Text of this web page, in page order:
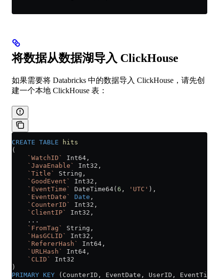
将数据从数据湖导入 ClickHouse
如果需要将 Databricks 中的数据导入 ClickHouse，请先创
建一个本地 ClickHouse 表：
CREATE TABLE hits
(
    `WatchID`
Int64,
    `JavaEnable`
Int32,
    `Title`
String,
    `GoodEvent`
Int32,
    `EventTime`
DateTime64(6 , 'UTC' ),
    `EventDate`
Date ,
    `CounterID`
Int32,
    `ClientIP`
Int32,
    ...
    `FromTag`
String,
    `HasGCLID`
Int32,
    `RefererHash`
Int64,
    `URLHash`
Int64,
    `CLID`
Int32
)
PRIMARY KEY (CounterID, EventDate, UserID,